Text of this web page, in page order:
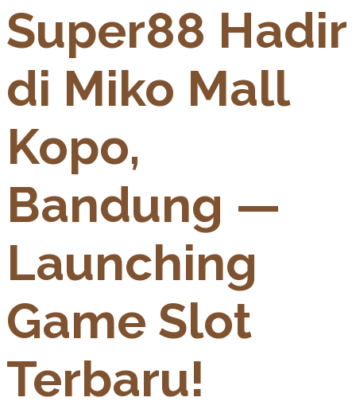
Super88 Hadir
di Miko Mall
Kopo,
Bandung —
Launching
Game Slot
Terbaru!